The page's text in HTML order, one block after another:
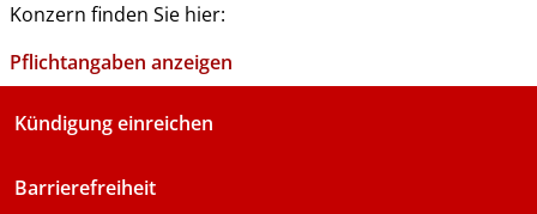
Konzern finden Sie hier:
Pflichtangaben anzeigen
Kündigung einreichen
Barrierefreiheit